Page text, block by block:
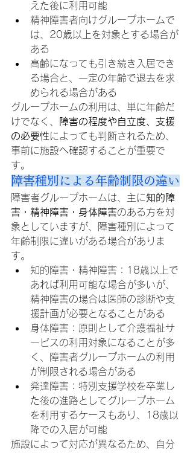
えた後に利用可能
精神障害者向けグループホームで
は、20歳以上を対象とする場合が
ある
高齢になっても引き続き入居でき
る場合と、一定の年齢で退去を求
められる場合がある
グループホームの利用は、単に年齢だ
けでなく、
障害の程度や自立度、支援
の必要性によっても判断されるため、
事前に施設へ確認することが重要で
す。
障害種別による年齢制限の違い
障害者グループホームは、主に知的障
害・精神障害・身体障害のある方を対
象としていますが、障害種別によって
年齢制限に違いがある場合がありま
す。
知的障害・精神障害：18歳以上で
あれば利用可能な場合が多いが、
精神障害の場合は医師の診断や支
援計画が必要となることがある
身体障害：原則として介護福祉サ
ービスの利用対象になることが多
く、障害者グループホームの利用
が制限される場合がある
発達障害：特別支援学校を卒業し
た後の進路としてグループホーム
を利用するケースもあり、18歳以
降での入居が可能
施設によって対応が異なるため、自分